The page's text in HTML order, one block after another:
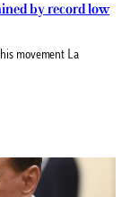
by record low
movement La